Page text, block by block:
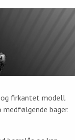
firkantet modell.
bager.